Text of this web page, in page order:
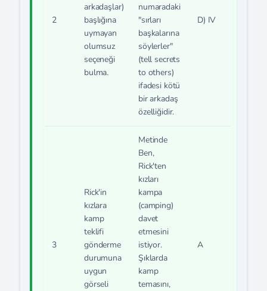
2
arkadaşlar)
başlığına
uymayan
olumsuz
seçeneği
bulma.
numaradaki
"sırları
başkalarına
söylerler"
(tell secrets
to others)
ifadesi kötü
bir arkadaş
özelliğidir.
D) IV
3
Rick'in
kızlara
kamp
teklifi
gönderme
durumuna
uygun
görseli
Metinde
Ben,
Rick'ten
kızları
kampa
(camping)
davet
etmesini
istiyor.
Şıklarda
kamp
temasını,
A